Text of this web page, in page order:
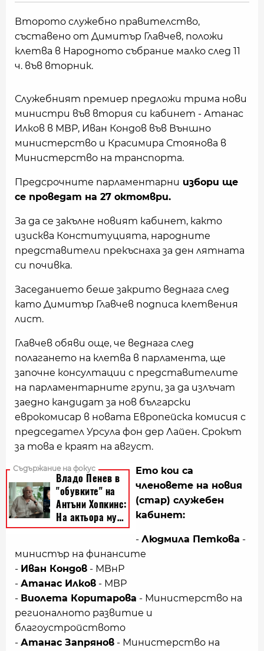
Второто служебно правителство,
съставено от Димитър Главчев, положи
клетва в Народното събрание малко след 11
ч. във вторник.
Служебният премиер предложи трима нови
министри във втория си кабинет - Атанас
Илков в МВР, Иван Кондов във Външно
министерство и Красимира Стоянова в
Министерство на транспорта.
Предсрочните парламентарни избори ще
се проведат на 27 октомври.
За да се закълне новият кабинет, както
изисква Конституцията, народните
представители прекъснаха за ден лятната
си почивка.
Заседанието беше закрито веднага след
като Димитър Главчев подписа клетвения
лист.
Главчев обяви още, че веднага след
полагането на клетва в парламента, ще
започне консултации с представителите
на парламентарните групи, за да излъчат
заедно кандидат за нов български
еврокомисар в новата Европейска комисия с
председател Урсула фон дер Лайен. Срокът
за това е краят на август.
Ето кои са
членовете на новия
(стар) служебен
кабинет:
- Людмила Петкова -
министър на финансите
- Иван Кондов - МВнР
- Атанас Илков - МВР
- Виолета Коритарова - Министерство на
регионалното развитие и
благоустройството
- Атанас Запрянов - Министерство на